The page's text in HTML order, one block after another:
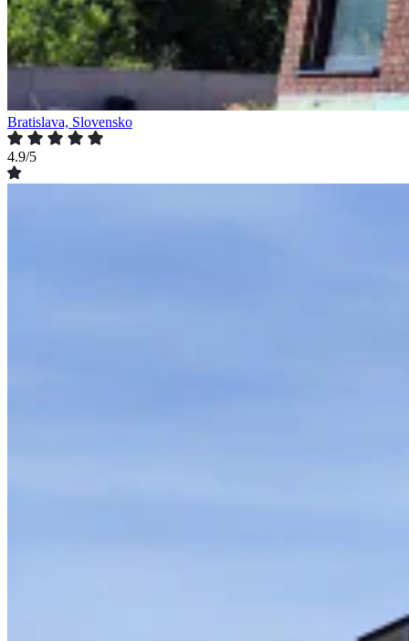
Bratislava, Slovensko
4.9/5